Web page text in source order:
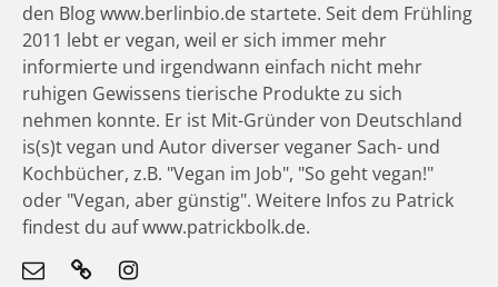
den Blog www.berlinbio.de startete. Seit dem Frühling
2011 lebt er vegan, weil er sich immer mehr
informierte und irgendwann einfach nicht mehr
ruhigen Gewissens tierische Produkte zu sich
nehmen konnte. Er ist Mit-Gründer von Deutschland
is(s)t vegan und Autor diverser veganer Sach- und
Kochbücher, z.B. "Vegan im Job", "So geht vegan!"
oder "Vegan, aber günstig". Weitere Infos zu Patrick
findest du auf www.patrickbolk.de.